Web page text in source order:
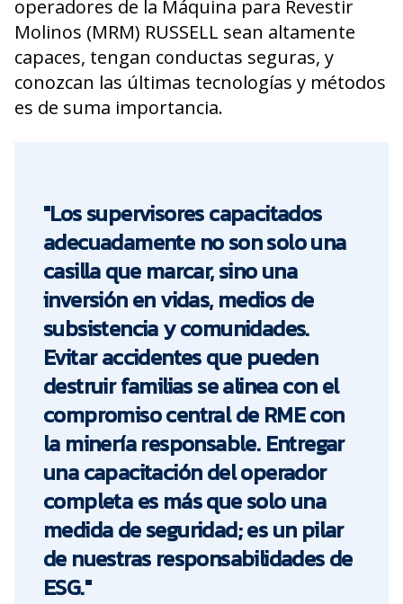
operadores de la Máquina para Revestir
Molinos (MRM) RUSSELL sean altamente
capaces, tengan conductas seguras, y
conozcan las últimas tecnologías y métodos
es de suma importancia.
"Los supervisores capacitados
adecuadamente no son solo una
casilla que marcar, sino una
inversión en vidas, medios de
subsistencia y comunidades.
Evitar accidentes que pueden
destruir familias se alinea con el
compromiso central de RME con
la minería responsable. Entregar
una capacitación del operador
completa es más que solo una
medida de seguridad; es un pilar
de nuestras responsabilidades de
ESG."